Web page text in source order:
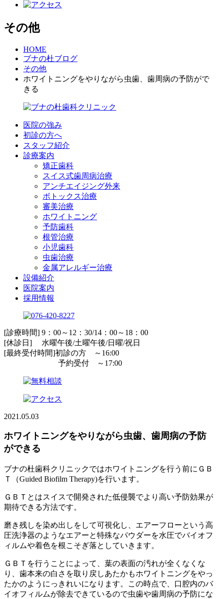
その他
HOME
ブナの杜ブログ
その他
ホワイトニングをやりながら虫歯、歯周病の予防がで
きる
医院の強み
初診の方へ
スタッフ紹介
診療案内
矯正歯科
スイス式歯周病治療
アンチエイジング外来
ボトックス治療
審美治療
ホワイトニング
予防歯科
根管治療
小児歯科
虫歯治療
金属アレルギー治療
設備紹介
医院案内
採用情報
[診療時間] 9：00～12：30/14：00～18：00
[休診日] 水曜午後/土曜午後/日曜/祝日
[最終受付時間]初診の方 ～16:00
予約受付 ～17:00
2021.05.03
ホワイトニングをやりながら虫歯、歯周病の予防
ができる
ブナの杜歯科クリニックではホワイトニングを行う前にＧＢ
Ｔ（Guided Biofilm Therapy)を行います。
ＧＢＴとはスイスで開発された低侵襲でより高い予防効果が
期待できる方法です。
磨き残しを染め出しをして可視化し、エアーフローという高
圧洗浄器のようなエアーと特殊なパウダーを水圧でバイオフ
ィルムや着色を根こそぎ落としていきます。
ＧＢＴを行うことによって、葉の表面の汚れが全くなくな
り、歯本来の白さを取り戻しあたかもホワイトニングをやっ
たかのようにっきれいになります。この時点で、口腔内のバ
イオフィルムが除去できているので虫歯や歯周病の予防にな